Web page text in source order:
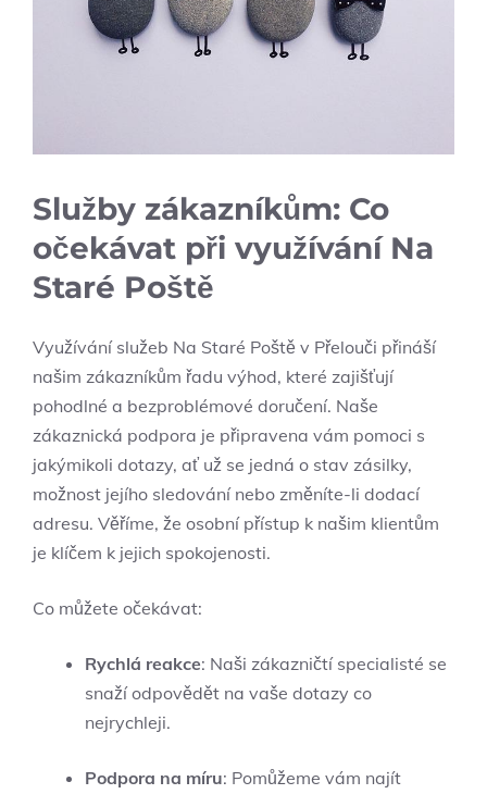
Služby zákazníkům: Co
očekávat při využívání Na
Staré Poště
Využívání služeb Na Staré Poště v Přelouči přináší
našim zákazníkům řadu výhod, ‍které zajišťují
pohodlné a ‌bezproblémové​ doručení. Naše
zákaznická podpora ​je připravena ‍vám pomoci s
jakýmikoli dotazy, ať už se jedná o stav zásilky,
možnost ⁣jejího sledování nebo změníte-li‌ dodací
adresu. Věříme, že osobní přístup k našim klientům
je klíčem k jejich ⁣spokojenosti.
Co můžete očekávat:
Rychlá reakce: Naši zákazničtí specialisté se
snaží‍ odpovědět na vaše dotazy co
nejrychleji.
Podpora na míru: Pomůžeme vám najít